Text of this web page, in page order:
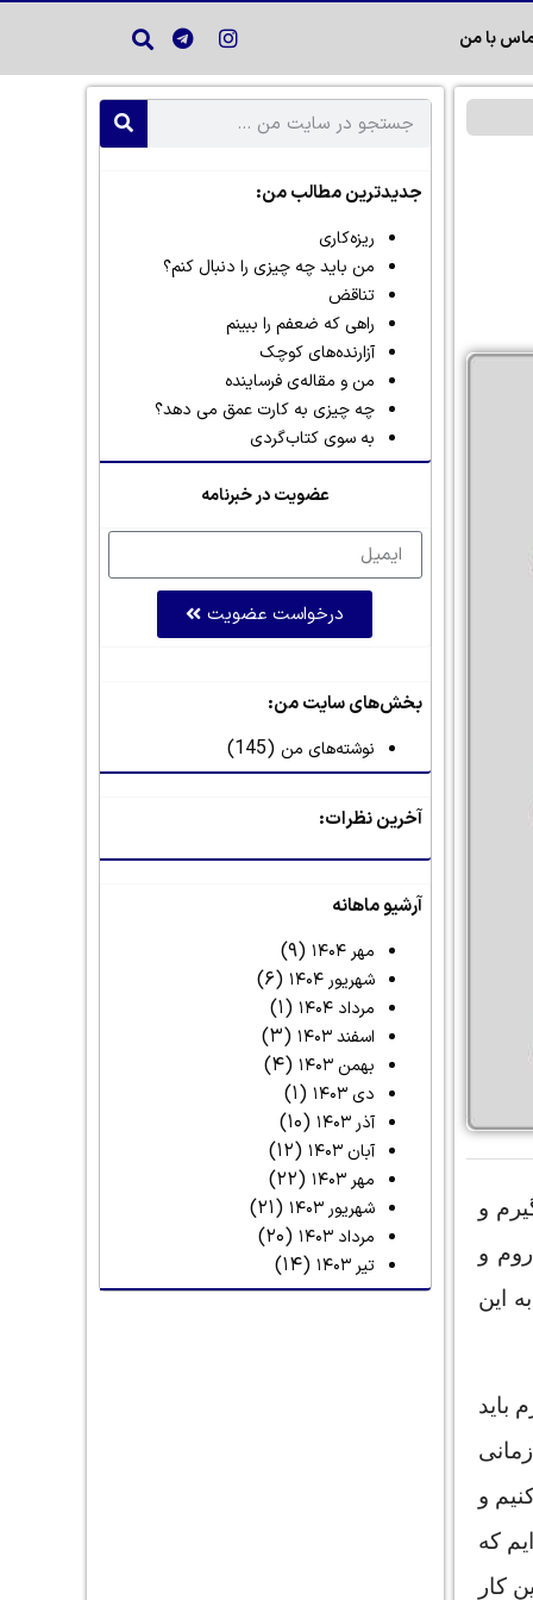
با من
و
و
این
باید
و
که
کار
جدیدترین مطالب من:
ریزه‌کاری
من باید چه چیزی را دنبال کنم؟
تناقض
راهی که ضعفم را ببینم
آزارنده‌های کوچک
من و مقاله‌ی فرساینده
چه چیزی به کارت عمق می دهد؟
به سوی کتاب‌گردی
عضویت در خبرنامه
درخواست عضویت
بخش‌های سایت من:
نوشته‌های من (145)
آخرین نظرات:
آرشیو ماهانه
مهر ۱۴۰۴ (۹)
شهریور ۱۴۰۴ (۶)
مرداد ۱۴۰۴ (۱)
اسفند ۱۴۰۳ (۳)
بهمن ۱۴۰۳ (۴)
دی ۱۴۰۳ (۱)
آذر ۱۴۰۳ (۱۰)
آبان ۱۴۰۳ (۱۲)
مهر ۱۴۰۳ (۲۲)
شهریور ۱۴۰۳ (۲۱)
مرداد ۱۴۰۳ (۲۰)
تیر ۱۴۰۳ (۱۴)